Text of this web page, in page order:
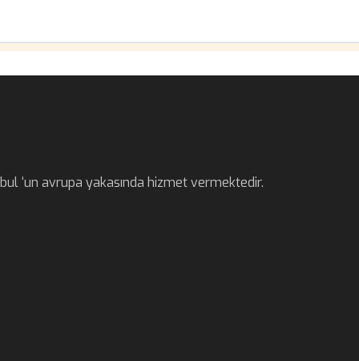
‘un avrupa yakasında hizmet vermektedir.